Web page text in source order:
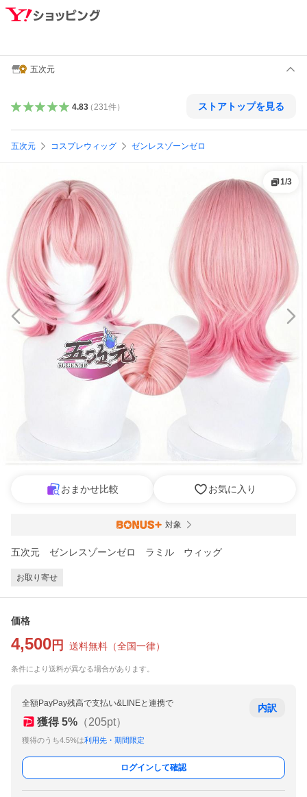
五次元
4.83（ 231件） ストアトップを見る
五次元 コスプレウィッグ ゼンレスゾーンゼロ
1/3
おまかせ比較 お気に入り
対象
五次元 ゼンレスゾーンゼロ ラミル ウィッグ
お取り寄せ
価格
4,500 円 送料無料 （全国一律）
条件により送料が異なる場合があります。
全額PayPay残高で支払い&LINEと連携で
獲得 5% （205pt）
獲得のうち4.5%は利用先・期間限定
内訳
ログインして確認